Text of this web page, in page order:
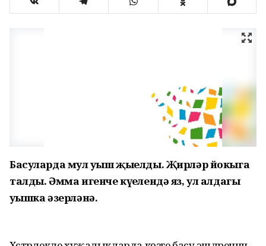
Басуларда мул уңыш җыелды. Җирләр йокыга
талды. Әмма игенче күңелендә яз, ул алдагы
уңышка әзерләнә.